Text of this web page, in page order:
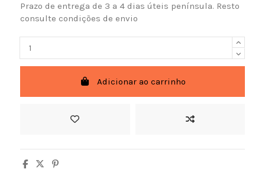
Prazo de entrega de 3 a 4 dias úteis península. Resto
consulte condições de envio
Adicionar ao carrinho